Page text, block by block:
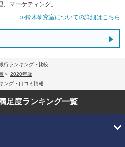
マーケティング。
≫鈴木研究室についての詳細はこちら
行ランキング・比較
2020年版
ング・口コミ情報
足度ランキング一覧